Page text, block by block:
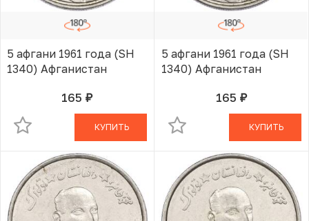
5 афгани 1961 года (SH
1340) Афганистан
165 руб.В КОРЗИНЕ
КУПИТЬ
5 афгани 1961 года (SH
1340) Афганистан
165 руб.В КОРЗИНЕ
КУПИТЬ